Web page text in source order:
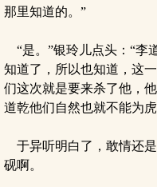
那里知道的。”
“是。”银玲儿点头：“李
知道了，所以也知道，这
们这次就是要来杀了他，
道乾他们自然也就不能为
于异听明白了，敢情还
砚啊。